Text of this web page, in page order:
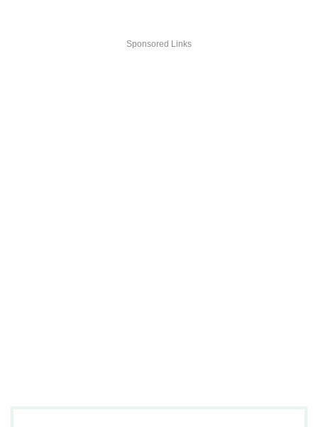
Sponsored Links